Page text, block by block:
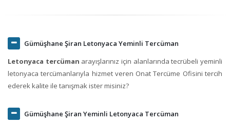
Gümüşhane Şiran Letonyaca Yeminli Tercüman
Letonyaca tercüman arayışlarınız için alanlarında tecrübeli yeminli
letonyaca tercümanlarıyla hizmet veren Onat Tercüme Ofisini tercih
ederek kalite ile tanışmak ister misiniz?
Gümüşhane Şiran Yeminli Letonyaca Tercüman